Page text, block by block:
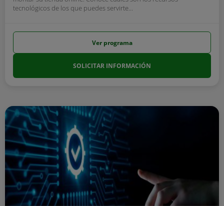
tecnológicos de los que puedes servirte...
Ver programa
SOLICITAR INFORMACIÓN